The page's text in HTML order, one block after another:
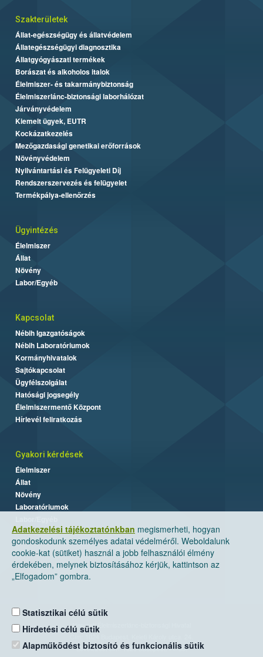
Adatkezelési tájékoztatónkban megismerheti, hogyan
gondoskodunk személyes adatai védelméről. Weboldalunk
cookie-kat (sütiket) használ a jobb felhasználói élmény
érdekében, melynek biztosításához kérjük, kattintson az
„Elfogadom” gombra.
Statisztikai célú sütik
Hirdetési célú sütik
Alapműködést biztosító és funkcionális sütik
Szakterületek
Állat-egészségügy és állatvédelem
Állategészségügyi diagnosztika
Állatgyógyászati termékek
Borászat és alkoholos italok
Élelmiszer- és takarmánybiztonság
Élelmiszerlánc-biztonsági laborhálózat
Járványvédelem
Kiemelt ügyek, EUTR
Kockázatkezelés
Mezőgazdasági genetikai erőforrások
Növényvédelem
Nyilvántartási és Felügyeleti Díj
Rendszerszervezés és felügyelet
Termékpálya-ellenőrzés
Ügyintézés
Élelmiszer
Állat
Növény
Labor/Egyéb
Kapcsolat
Nébih Igazgatóságok
Nébih Laboratóriumok
Kormányhivatalok
Sajtókapcsolat
Ügyfélszolgálat
Hatósági jogsegély
Élelmiszermentő Központ
Hírlevél feliratkozás
Gyakori kérdések
Élelmiszer
Állat
Növény
Laboratóriumok
Nemzeti Élelmiszerlánc-biztonsági Hivatal
Levelezési cím: 1525 Budapest. Pf. 30.